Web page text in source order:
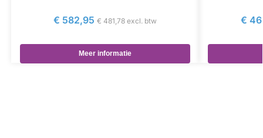
€ 582,95 € 481,78excl. btw
Meer informatie
€